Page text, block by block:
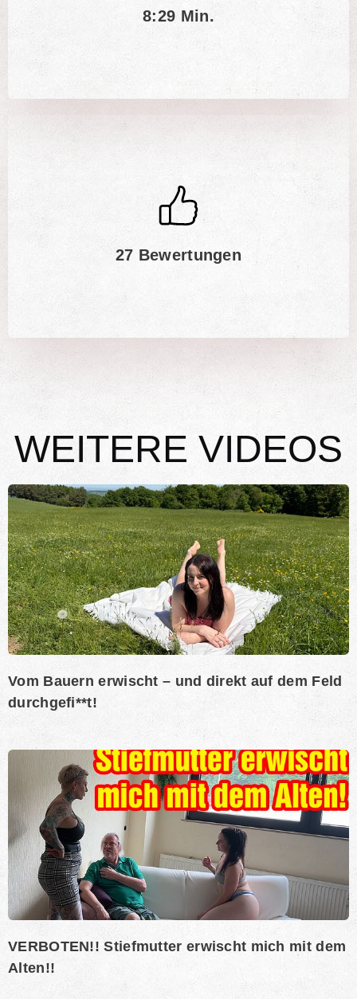
8:29 Min.
27 Bewertungen
WEITERE VIDEOS
Vom Bauern erwischt – und direkt auf dem Feld
durchgefi**t!
VERBOTEN!! Stiefmutter erwischt mich mit dem
Alten!!